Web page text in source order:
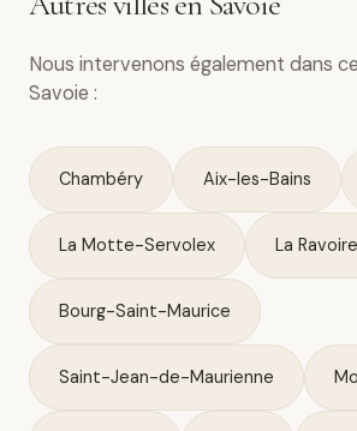
Nous intervenons également dans
Savoie :
Chambéry Aix-les-Bains
La Motte-Servolex La Ravoire
Bourg-Saint-Maurice
Saint-Jean-de-Maurienne